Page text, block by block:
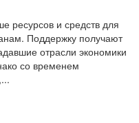
ресурсов и средств для
Поддержку получают
отрасли экономики
со временем